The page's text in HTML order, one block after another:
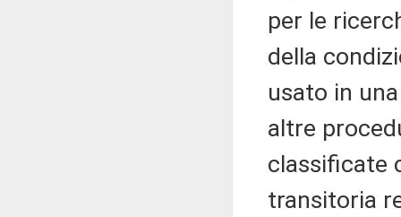
per le
della
usato in
altre
classificate
transitoria